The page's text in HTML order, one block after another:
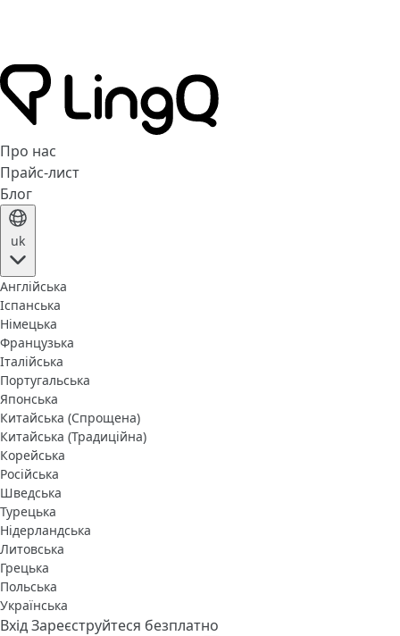
Про нас
Прайс-лист
Блог
uk
Англійська
Іспанська
Німецька
Французька
Італійська
Португальська
Японська
Китайська (Спрощена)
Китайська (Традиційна)
Корейська
Російська
Шведська
Турецька
Нідерландська
Литовська
Грецька
Польська
Українська
ВхідЗареєструйтеся безплатно